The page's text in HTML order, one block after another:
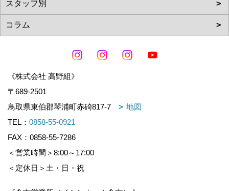
《株式会社 高野組》
〒689-2501
鳥取県東伯郡琴浦町赤碕817-7
地図
TEL： 0858-55-0921
FAX：0858-55-7286
＜営業時間＞8:00～17:00
＜定休日＞土・日・祝